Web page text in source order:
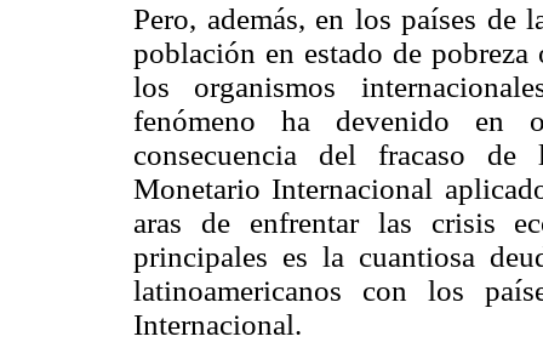
Pero, además, en los países
población en estado de
los organismos
fenómeno ha devenido en
consecuencia del fracaso de
Monetario Internacional
aras de enfrentar las crisis
principales es la cuantiosa
latinoamericanos con los
Internacional.